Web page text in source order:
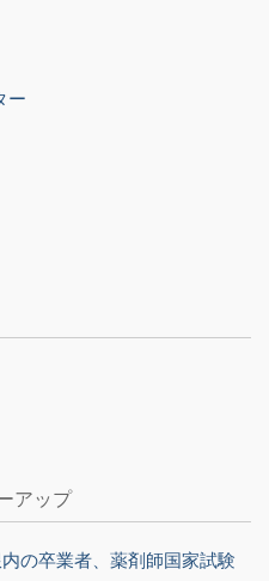
ー
アップ
の卒業者、薬剤師国家試験